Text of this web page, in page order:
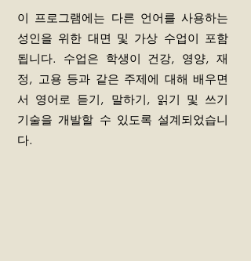
이 프로그램에는 다른 언어를 사용하는
성인을 위한 대면 및 가상 수업이 포함
됩니다. 수업은 학생이 건강, 영양, 재
정, 고용 등과 같은 주제에 대해 배우면
서 영어로 듣기, 말하기, 읽기 및 쓰기
기술을 개발할 수 있도록 설계되었습니
다.